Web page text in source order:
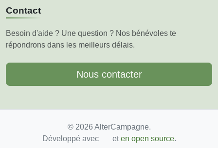
Contact
Besoin d'aide ? Une question ? Nos bénévoles te
répondrons dans les meilleurs délais.
Nous contacter
© 2026 AlterCampagne.
Développé avec
eten open source.